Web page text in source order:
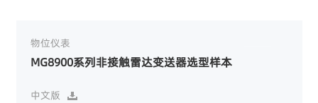
物位仪表
MG8900系列非接触雷达变送器选型样本
中文版 